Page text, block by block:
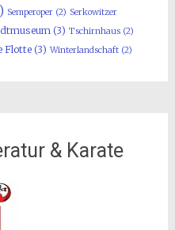
Semperoper(2) Serkowitzer
(3) Tschirnhaus(2)
Flotte(3) Winterlandschaft(2)
& Karate